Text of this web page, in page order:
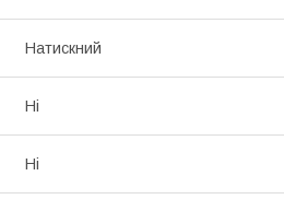
Натискний
Ні
Ні